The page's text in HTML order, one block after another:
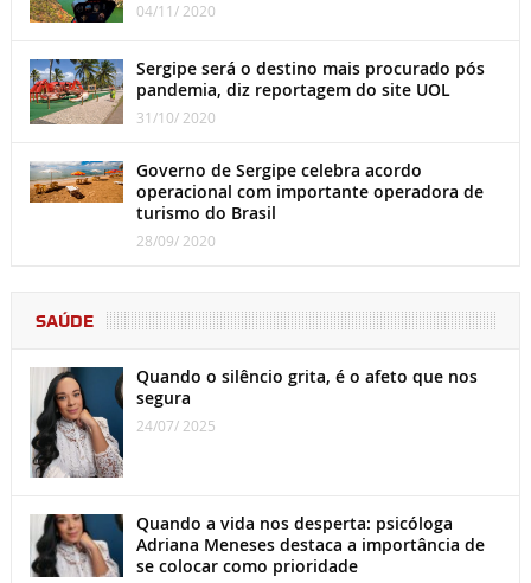
04/11/ 2020
Sergipe será o destino mais procurado pós
pandemia, diz reportagem do site UOL
31/10/ 2020
Governo de Sergipe celebra acordo
operacional com importante operadora de
turismo do Brasil
28/09/ 2020
SAÚDE
Quando o silêncio grita, é o afeto que nos
segura
24/07/ 2025
Quando a vida nos desperta: psicóloga
Adriana Meneses destaca a importância de
se colocar como prioridade